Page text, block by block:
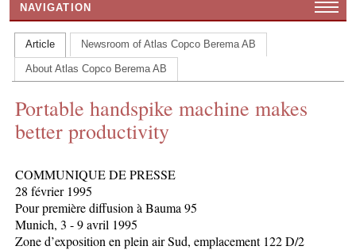
NAVIGATION
HOME
CONTACT US
INS MAIN WEBSITE
ABOUT US
Article Newsroom of Atlas Copco Berema AB
About Atlas Copco Berema AB
Portable handspike machine makes
better productivity
COMMUNIQUE DE PRESSE
28 février 1995
Pour première diffusion à Bauma 95
Munich, 3 - 9 avril 1995
Zone d’exposition en plein air Sud, emplacement 122 D/2